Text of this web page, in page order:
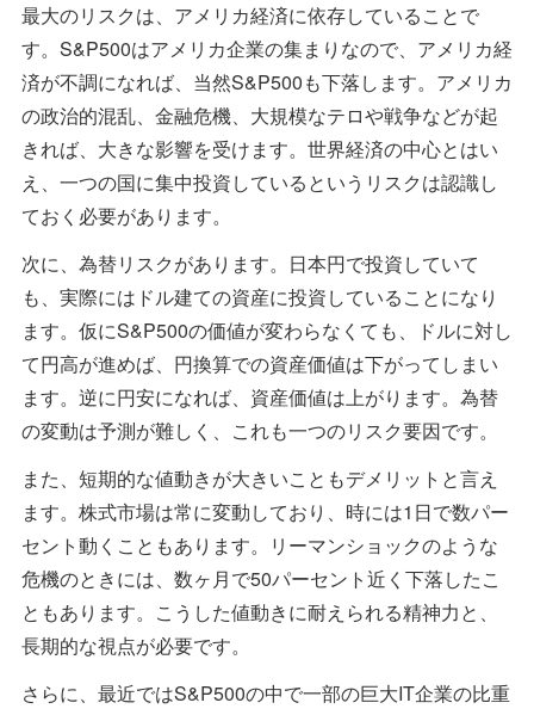
最大のリスクは、アメリカ経済に依存していることで
す。S&P500はアメリカ企業の集まりなので、アメリカ経
済が不調になれば、当然S&P500も下落します。アメリカ
の政治的混乱、金融危機、大規模なテロや戦争などが起
きれば、大きな影響を受けます。世界経済の中心とはい
え、一つの国に集中投資しているというリスクは認識し
ておく必要があります。
次に、為替リスクがあります。日本円で投資していて
も、実際にはドル建ての資産に投資していることになり
ます。仮にS&P500の価値が変わらなくても、ドルに対し
て円高が進めば、円換算での資産価値は下がってしまい
ます。逆に円安になれば、資産価値は上がります。為替
の変動は予測が難しく、これも一つのリスク要因です。
また、短期的な値動きが大きいこともデメリットと言え
ます。株式市場は常に変動しており、時には1日で数パー
セント動くこともあります。リーマンショックのような
危機のときには、数ヶ月で50パーセント近く下落したこ
ともあります。こうした値動きに耐えられる精神力と、
長期的な視点が必要です。
さらに、最近ではS&P500の中で一部の巨大IT企業の比重